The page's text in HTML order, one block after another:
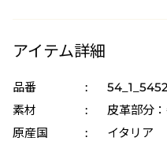
アイテム詳細
品番 :
素材
:
皮革部分
原産国
:
イタリア